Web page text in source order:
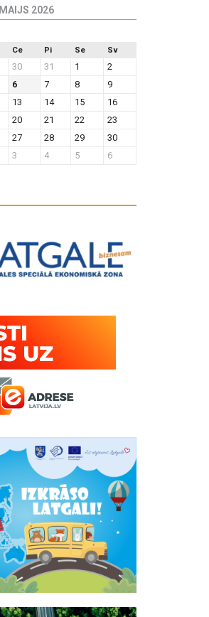
MAIJS 2026
Ce Pi Se Sv
30 31 1
2
6 7 8
9
13 14 15
16
20 21 22
23
27 28 29
30
3 4 5 6